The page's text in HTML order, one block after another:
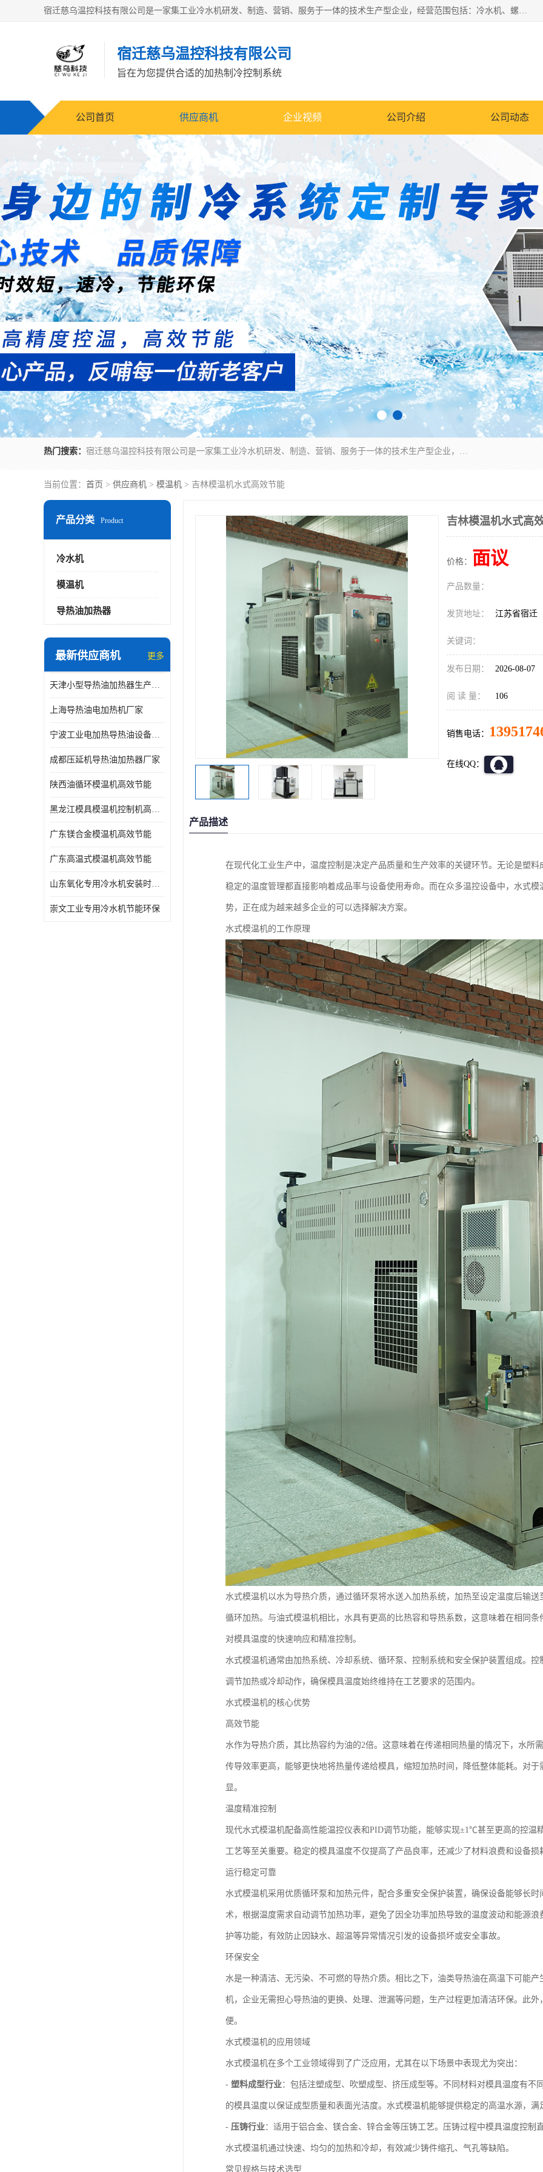
宿迁慈乌温控科技有限公司是一家集工业冷水机研发、制造、营销、服务于一体的技术生产型企业，经营范围包括：冷水机、螺杆式冷水机组、工业冷水机、水冷式冷水机、风冷式冷水机组、风冷螺杆式冷冻机组、冷冻机、注塑专用冷水机、混泥土专用冷水机、低温防爆冷水机组等。专业温控设备供应商 模温机/冷水机/导热油炉定制服务等
宿迁慈乌温控科技有限公司
旨在为您提供合适的加热制冷控制系统
公司首页 供应商机 企业视频 公司介绍 公司动态
热门搜索： 宿迁慈乌温控科技有限公司是一家集工业冷水机研发、制造、营销、服务于一体的技术生产型企业，经营范围包括：冷水机、螺杆式冷水机组、工业冷水机、水冷式冷水机、风冷式冷水机组、风冷螺杆式冷冻机组、冷冻机、注塑专用冷水机、混泥土专用冷水机、低温防爆冷水机组等。专业温控设备供应商 模温机/冷水机/导热油炉定制服务等
当前位置： 首页 > 供应商机 > 模温机 > 吉林模温机水式高效节能
产品分类 Product
冷水机
模温机
导热油加热器
最新供应商机 更多
天津小型导热油加热器生产厂家
上海导热油电加热机厂家
宁波工业电加热导热油设备生产厂家
成都压延机导热油加热器厂家
陕西油循环模温机高效节能
黑龙江模具模温机控制机高效节能
广东镁合金模温机高效节能
广东高温式模温机高效节能
山东氧化专用冷水机安装时效短速冷
崇文工业专用冷水机节能环保
吉林模温机水式高
价格： 面议
产品数量：
发货地址： 江苏省宿迁
关键词：
发布日期： 2026-08-07
阅 读 量： 106
销售电话：
在线QQ：
产品描述
在现代化工业生产中，温度控制是决定产品质量和生产效率的关键环节。无论是塑
稳定的温度管理都直接影响着成品率与设备使用寿命。而在众多温控设备中，水式
势，正在成为越来越多企业的可以选择解决方案。
水式模温机的工作原理
水式模温机以水为导热介质，通过循环泵将水送入加热系统，加热至设定温度后输
循环加热。与油式模温机相比，水具有更高的比热容和导热系数，这意味着在相同
对模具温度的快速响应和精准控制。
水式模温机通常由加热系统、冷却系统、循环泵、控制系统和安全保护装置组成。
调节加热或冷却动作，确保模具温度始终维持在工艺要求的范围内。
水式模温机的核心优势
高效节能
水作为导热介质，其比热容约为油的2倍。这意味着在传递相同热量的情况下，水所
传导效率更高，能够更快地将热量传递给模具，缩短加热时间，降低整体能耗。对
显。
温度精准控制
现代水式模温机配备高性能温控仪表和PID调节功能，能够实现±1℃甚至更高的控温
工艺等至关重要。稳定的模具温度不仅提高了产品良率，还减少了材料浪费和设备损
运行稳定可靠
水式模温机采用优质循环泵和加热元件，配合多重安全保护装置，确保设备能够长
术，根据温度需求自动调节加热功率，避免了因全功率加热导致的温度波动和能源
护等功能，有效防止因缺水、超温等异常情况引发的设备损坏或安全事故。
环保安全
水是一种清洁、无污染、不可燃的导热介质。相比之下，油类导热油在高温下可能
机，企业无需担心导热油的更换、处理、泄漏等问题，生产过程更加清洁环保。此
便。
水式模温机的应用领域
水式模温机在多个工业领域得到了广泛应用，尤其在以下场景中表现尤为突出：
- 塑料成型行业：包括注塑成型、吹塑成型、挤压成型等。不同材料对模具温度有不
的模具温度以保证成型质量和表面光洁度。水式模温机能够提供稳定的高温水源，满
- 压铸行业：适用于铝合金、镁合金、锌合金等压铸工艺。压铸过程中模具温度控制
水式模温机通过快速、均匀的加热和冷却，有效减少铸件缩孔、气孔等缺陷。
常见规格与技术选型